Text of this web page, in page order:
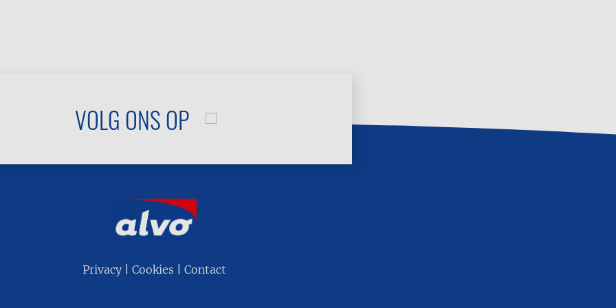
VOLG ONS OP
Privacy Cookies Contact